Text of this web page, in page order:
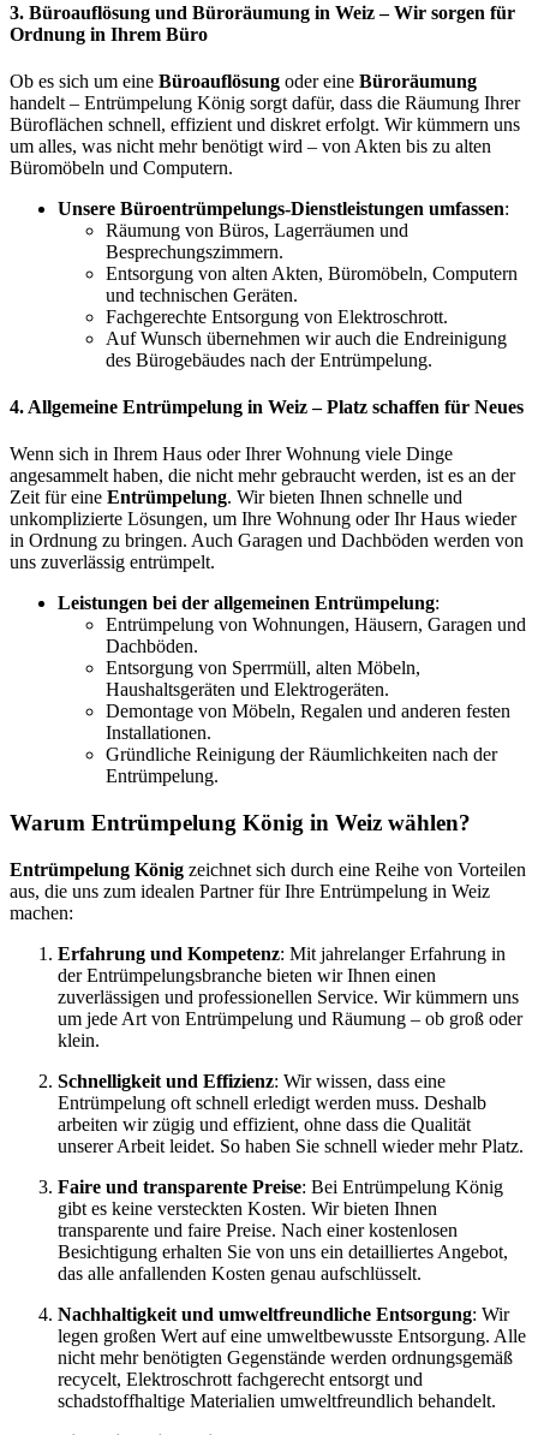
3. Büroauflösung und Büroräumung in Weiz– Wir sorgen für
Ordnung in Ihrem Büro
Ob es sich um eine Büroauflösung oder eine Büroräumung
handelt – Entrümpelung König sorgt dafür, dass die Räumung Ihrer
Büroflächen schnell, effizient und diskret erfolgt. Wir kümmern uns
um alles, was nicht mehr benötigt wird – von Akten bis zu alten
Büromöbeln und Computern.
Unsere Büroentrümpelungs-Dienstleistungen umfassen:
Räumung von Büros, Lagerräumen und
Besprechungszimmern.
Entsorgung von alten Akten, Büromöbeln, Computern
und technischen Geräten.
Fachgerechte Entsorgung von Elektroschrott.
Auf Wunsch übernehmen wir auch die Endreinigung
des Bürogebäudes nach der Entrümpelung.
4. Allgemeine Entrümpelung in Weiz– Platz schaffen für Neues
Wenn sich in Ihrem Haus oder Ihrer Wohnung viele Dinge
angesammelt haben, die nicht mehr gebraucht werden, ist es an der
Zeit für eine Entrümpelung. Wir bieten Ihnen schnelle und
unkomplizierte Lösungen, um Ihre Wohnung oder Ihr Haus wieder
in Ordnung zu bringen. Auch Garagen und Dachböden werden von
uns zuverlässig entrümpelt.
Leistungen bei der allgemeinen Entrümpelung:
Entrümpelung von Wohnungen, Häusern, Garagen und
Dachböden.
Entsorgung von Sperrmüll, alten Möbeln,
Haushaltsgeräten und Elektrogeräten.
Demontage von Möbeln, Regalen und anderen festen
Installationen.
Gründliche Reinigung der Räumlichkeiten nach der
Entrümpelung.
Warum Entrümpelung König in Weiz wählen?
Entrümpelung König zeichnet sich durch eine Reihe von Vorteilen
aus, die uns zum idealen Partner für Ihre Entrümpelung in Weiz
machen:
Erfahrung und Kompetenz: Mit jahrelanger Erfahrung in
der Entrümpelungsbranche bieten wir Ihnen einen
zuverlässigen und professionellen Service. Wir kümmern uns
um jede Art von Entrümpelung und Räumung – ob groß oder
klein.
Schnelligkeit und Effizienz: Wir wissen, dass eine
Entrümpelung oft schnell erledigt werden muss. Deshalb
arbeiten wir zügig und effizient, ohne dass die Qualität
unserer Arbeit leidet. So haben Sie schnell wieder mehr Platz.
Faire und transparente Preise: Bei Entrümpelung König
gibt es keine versteckten Kosten. Wir bieten Ihnen
transparente und faire Preise. Nach einer kostenlosen
Besichtigung erhalten Sie von uns ein detailliertes Angebot,
das alle anfallenden Kosten genau aufschlüsselt.
Nachhaltigkeit und umweltfreundliche Entsorgung: Wir
legen großen Wert auf eine umweltbewusste Entsorgung. Alle
nicht mehr benötigten Gegenstände werden ordnungsgemäß
recycelt, Elektroschrott fachgerecht entsorgt und
schadstoffhaltige Materialien umweltfreundlich behandelt.